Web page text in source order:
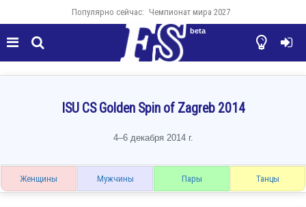
Популярно сейчас: Чемпионат мира 2027
  

beta
ISU CS Golden Spin of Zagreb 2014
4–6 декабря 2014 г.
Женщины Мужчины Пары Танцы